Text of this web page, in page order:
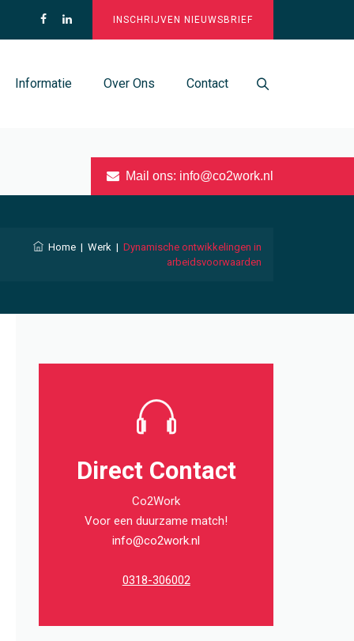
INSCHRIJVEN NIEUWSBRIEF
Informatie Over Ons Contact
Mail ons: info@co2work.nl
Home | Werk | Dynamische ontwikkelingen in
arbeidsvoorwaarden
Direct Contact
Co2Work
Voor een duurzame match!
info@co2work.nl
0318-306002